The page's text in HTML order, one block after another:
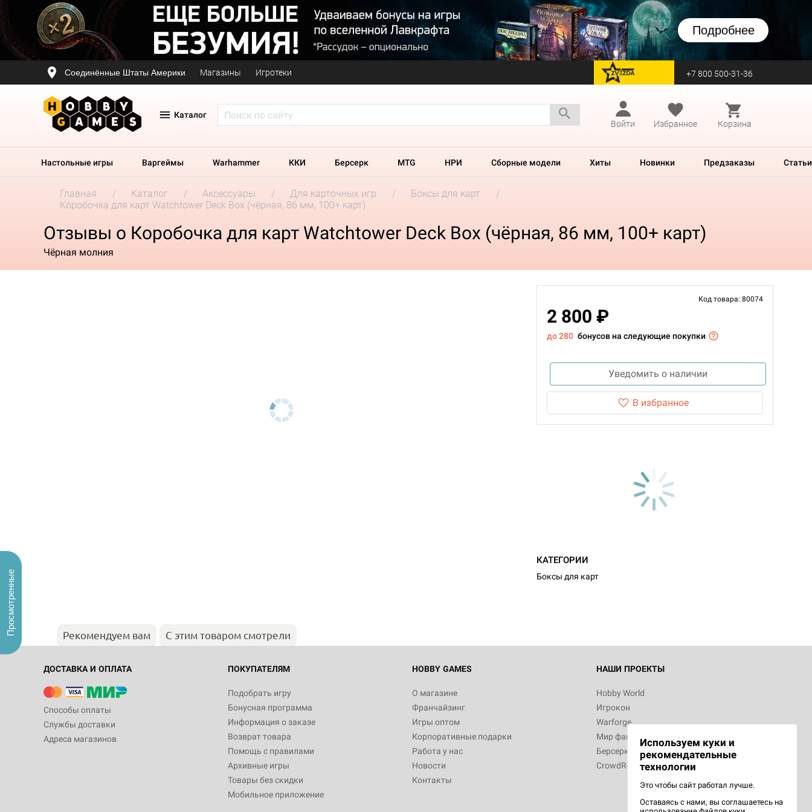
Подробнее
Соединённые Штаты Америки Магазины Игротеки перейти на Zvezda +7 800 500-31-36
Каталог
Войти
Избранное Корзина
Настольные игры Варгеймы Warhammer ККИ Берсерк MTG НРИ Сборные модели Хиты Новинки Предзаказы Статьи
Главная Каталог Аксессуары Для карточных игр
Боксы для карт
Коробочка для карт Watchtower Deck Box (чёрная, 86 мм, 100+ карт)
Отзывы о Коробочка для карт Watchtower Deck Box (чёрная, 86 мм, 100+ карт)
Чёрная молния
Код товара: 80074
2 800 ₽
до 280 бонусов на следующие покупки
Уведомить о наличии
В избранное
КАТЕГОРИИ
Боксы для карт
Рекомендуем вам С этим товаром смотрели
ДОСТАВКА И ОПЛАТА
Способы оплаты
Службы доставки
Адреса магазинов
ПОКУПАТЕЛЯМ
Подобрать игру
Бонусная программа
Информация о заказе
Возврат товара
Помощь с правилами
Архивные игры
Товары без скидки
Мобильное приложение
HOBBY GAMES
О магазине
Франчайзинг
Игры оптом
Корпоративные подарки
Работа у нас
Новости
Контакты
НАШИ ПРОЕКТЫ
Hobby World
Игрокон
Warforge
Мир фантастики
Берсерк
CrowdRepublic
Используем куки и
рекомендательные
технологии
Это чтобы сайт работал лучше.
Оставаясь с нами, вы соглашаетесь на
Просмотренные
Настольная игра Hobby World Журнал
"Мир фантастики. Спецвыпуск: Братья
империи: Боевая тревога
799
Настольная игра Hobby World Сумерки
империи. Четвёртая редакция: Грозовой
Рубеж
12 990